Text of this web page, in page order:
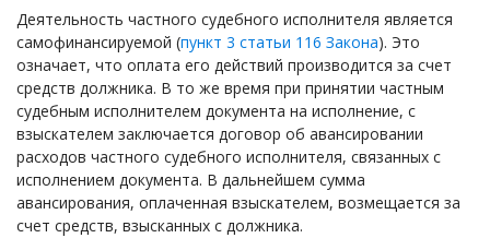
Деятельность частного судебного исполнителя является
самофинансируемой (пункт 3 статьи 116 Закона). Это
означает, что оплата его действий производится за счет
средств должника. В то же время при принятии частным
судебным исполнителем документа на исполнение, с
взыскателем заключается договор об авансировании
расходов частного судебного исполнителя, связанных с
исполнением документа. В дальнейшем сумма
авансирования, оплаченная взыскателем, возмещается за
счет средств, взысканных с должника.